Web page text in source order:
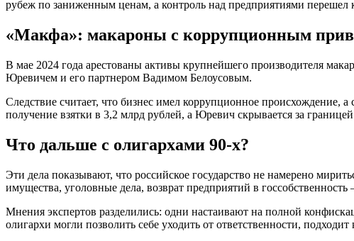
рубеж по заниженным ценам, а контроль над предприятиями перешел
«Макфа»: макароны с коррупционным
В мае 2024 года арестованы активы крупнейшего производителя
Юревичем и его партнером Вадимом Белоусовым.
Следствие считает, что бизнес имел коррупционное происхождение,
получение взятки в 3,2 млрд рублей, а Юревич скрывается за
Что дальше с олигархами 90-х?
Эти дела показывают, что российское государство не намерено
имущества, уголовные дела, возврат предприятий в
Мнения экспертов разделились: одни настаивают на полной
олигархи могли позволить себе уходить от ответственности, подходит